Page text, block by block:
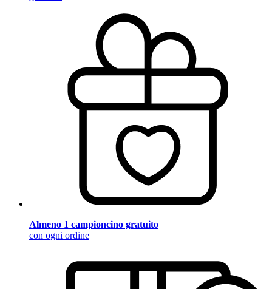
Almeno 1 campioncino gratuito
con ogni ordine